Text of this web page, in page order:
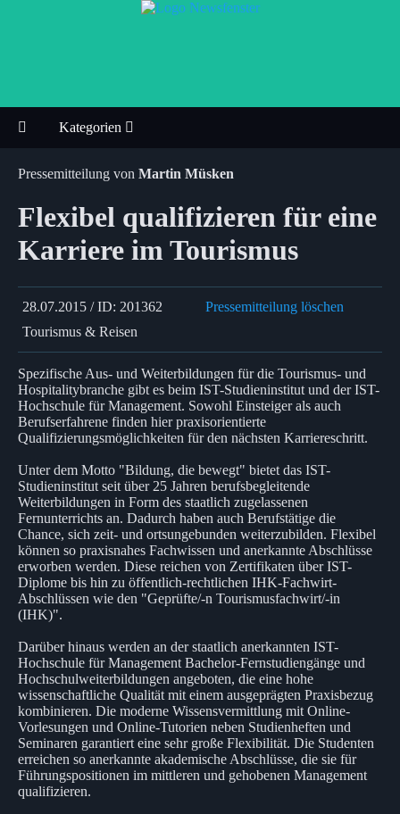
Kategorien
Pressemitteilung von Martin Müsken
Flexibel qualifizieren für eine
Karriere im Tourismus
28.07.2015 / ID: 201362
Pressemitteilung löschen
Tourismus & Reisen
Spezifische Aus- und Weiterbildungen für die Tourismus- und
Hospitalitybranche gibt es beim IST-Studieninstitut und der IST-
Hochschule für Management. Sowohl Einsteiger als auch
Berufserfahrene finden hier praxisorientierte
Qualifizierungsmöglichkeiten für den nächsten Karriereschritt.
Unter dem Motto "Bildung, die bewegt" bietet das IST-
Studieninstitut seit über 25 Jahren berufsbegleitende
Weiterbildungen in Form des staatlich zugelassenen
Fernunterrichts an. Dadurch haben auch Berufstätige die
Chance, sich zeit- und ortsungebunden weiterzubilden. Flexibel
können so praxisnahes Fachwissen und anerkannte Abschlüsse
erworben werden. Diese reichen von Zertifikaten über IST-
Diplome bis hin zu öffentlich-rechtlichen IHK-Fachwirt-
Abschlüssen wie den "Geprüfte/-n Tourismusfachwirt/-in
(IHK)".
Darüber hinaus werden an der staatlich anerkannten IST-
Hochschule für Management Bachelor-Fernstudiengänge und
Hochschulweiterbildungen angeboten, die eine hohe
wissenschaftliche Qualität mit einem ausgeprägten Praxisbezug
kombinieren. Die moderne Wissensvermittlung mit Online-
Vorlesungen und Online-Tutorien neben Studienheften und
Seminaren garantiert eine sehr große Flexibilität. Die Studenten
erreichen so anerkannte akademische Abschlüsse, die sie für
Führungspositionen im mittleren und gehobenen Management
qualifizieren.